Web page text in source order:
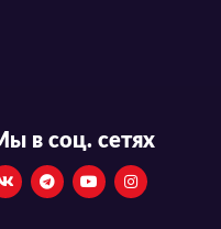
в соц. сетях